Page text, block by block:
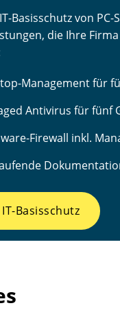
Basisschutz von PC-
die Ihre
Management für
Antivirus für fünf
Firewall inkl.
Basisschutz